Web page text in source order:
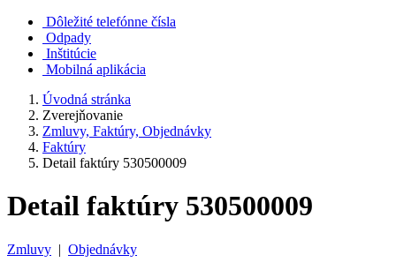
Dôležité telefónne čísla
Odpady
Inštitúcie
Mobilná aplikácia
Úvodná stránka
Zverejňovanie
Zmluvy, Faktúry, Objednávky
Faktúry
Detail faktúry 530500009
Detail faktúry 530500009
Zmluvy | Objednávky